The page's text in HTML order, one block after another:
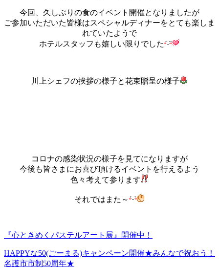
今回、久しぶりの食のイベント開催となりましたが
ご参加いただいた皆様はスペシャルディナーをとても楽しま
れていたようで
ホテルスタッフも嬉しい限りでした
川上シェフの挨拶の様子と花束贈呈の様子
コロナの感染状況の様子を見てになりますが
今後も皆さまにお喜び頂けるイベントを行えるよう
色々考えて参ります
それではまた～
『心ときめくパステルアート展』開催中！
HAPPYな50(ごーまる)キャンペーン開催★みんなで祝おう！
名護市市制50周年★